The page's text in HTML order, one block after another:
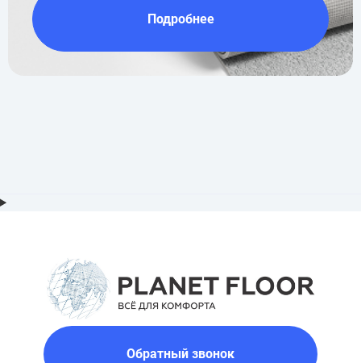
Подробнее
Обратный звонок